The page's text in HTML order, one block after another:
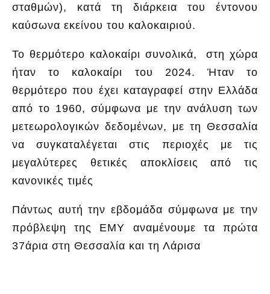
σταθμών), κατά τη διάρκεια του έντονου
καύσωνα εκείνου του καλοκαιριού.
Το θερμότερο καλοκαίρι συνολικά, στη χώρα
ήταν το καλοκαίρι του 2024. Ήταν το
θερμότερο που έχει καταγραφεί στην Ελλάδα
από το 1960, σύμφωνα με την ανάλυση των
μετεωρολογικών δεδομένων, με τη Θεσσαλία
να συγκαταλέγεται στις περιοχές με τις
μεγαλύτερες θετικές αποκλίσεις από τις
κανονικές τιμές
Πάντως αυτή την εβδομάδα σύμφωνα με την
πρόβλεψη της ΕΜΥ αναμένουμε τα πρώτα
37άρια στη Θεσσαλία και τη Λάρισα